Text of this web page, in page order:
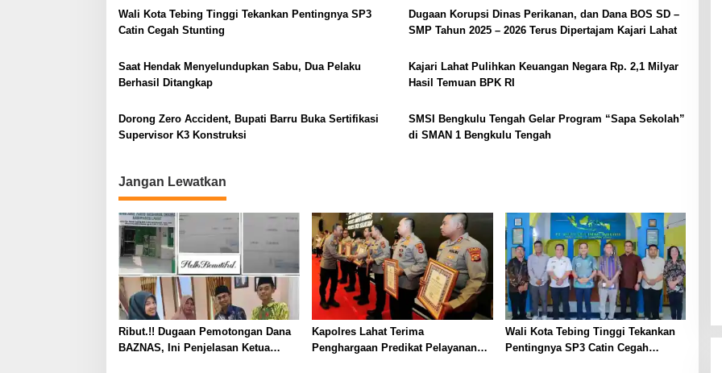
i
p
o
s
Wali Kota Tebing Tinggi Tekankan Pentingnya SP3
Catin Cegah Stunting
Dugaan Korupsi Dinas Perikanan, dan Dana BOS SD –
SMP Tahun 2025 – 2026 Terus Dipertajam Kajari Lahat
Saat Hendak Menyelundupkan Sabu, Dua Pelaku
Berhasil Ditangkap
Kajari Lahat Pulihkan Keuangan Negara Rp. 2,1 Milyar
Hasil Temuan BPK RI
Dorong Zero Accident, Bupati Barru Buka Sertifikasi
Supervisor K3 Konstruksi
SMSI Bengkulu Tengah Gelar Program “Sapa Sekolah”
di SMAN 1 Bengkulu Tengah
Jangan Lewatkan
Ribut.!! Dugaan Pemotongan Dana
BAZNAS, Ini Penjelasan Ketua
Kapolres Lahat Terima
Penghargaan Predikat Pelayanan
Wali Kota Tebing Tinggi Tekankan
Pentingnya SP3 Catin Cegah